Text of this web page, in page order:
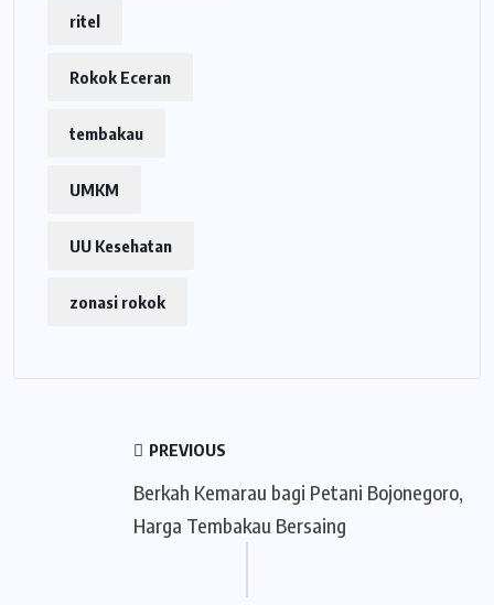
ritel
Rokok Eceran
tembakau
UMKM
UU Kesehatan
zonasi rokok
PREVIOUS
Berkah Kemarau bagi Petani Bojonegoro,
Harga Tembakau Bersaing